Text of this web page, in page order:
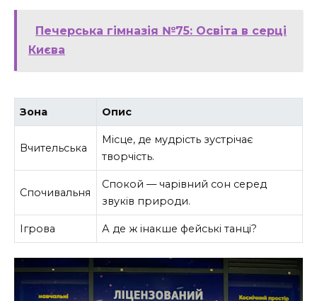
Печерська гімназія №75: Освіта в серці
Києва
Зона Опис
Вчительська
Місце, де мудрість зустрічає
творчість.
Спочивальня
Спокой — чарівний сон серед
звуків природи.
Ігрова А де ж інакше фейські танці?